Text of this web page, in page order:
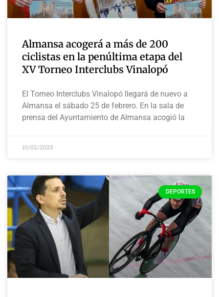
Almansa acogerá a más de 200
ciclistas en la penúltima etapa del
XV Torneo Interclubs Vinalopó
El Torneo Interclubs Vinalopó llegará de nuevo a
Almansa el sábado 25 de febrero. En la sala de
prensa del Ayuntamiento de Almansa acogió la
10/02/2023
DEPORTES